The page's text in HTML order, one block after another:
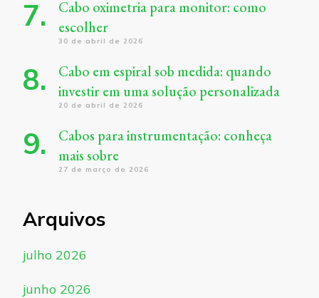
Cabo oximetria para monitor: como
escolher
30 de abril de 2026
Cabo em espiral sob medida: quando
investir em uma solução personalizada
20 de abril de 2026
Cabos para instrumentação: conheça
mais sobre
27 de março de 2026
Arquivos
julho 2026
junho 2026